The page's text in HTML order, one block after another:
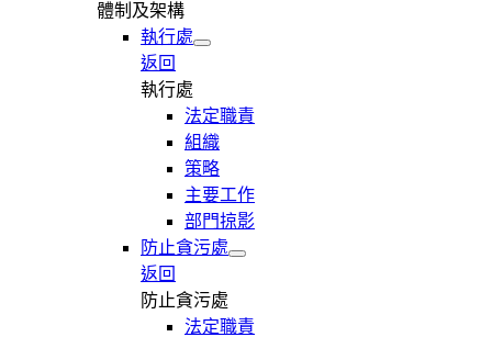
體制及架構
執行處
返回
執行處
法定職責
組織
策略
主要工作
部門掠影
防止貪污處
返回
防止貪污處
法定職責